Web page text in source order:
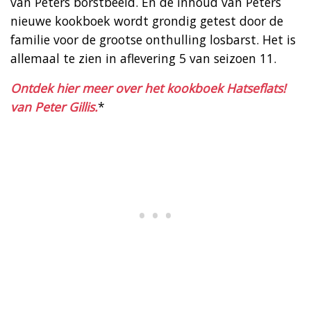
nieuwe kookboek wordt grondig getest door de
familie voor de grootse onthulling losbarst. Het is
allemaal te zien in aflevering 5 van seizoen 11.
Ontdek hier meer over het kookboek Hatseflats!
van Peter Gillis.*